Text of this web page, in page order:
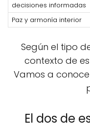
decisiones informadas
Paz y armonía interior
Según el tipo
contexto de
Vamos a
El dos de